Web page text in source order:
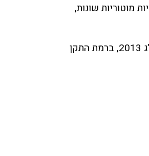
מוטוריות שונות,
אנו עושים מאמצים שהאתר שלנו יעמוד בדרישות תקנות שיוויון זכויות לאנשים עם מוגבלות (התאמות נגישות לשירות) התשע"ג 2013, ברמת התקן